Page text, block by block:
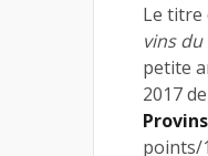
Le titre
vins du
petite
2017
Provins
points/